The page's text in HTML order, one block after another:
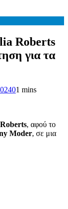
Roberts
για τα
01 mins
, αφού το
Moder, σε μια